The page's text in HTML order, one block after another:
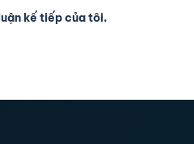
kế tiếp của tôi.